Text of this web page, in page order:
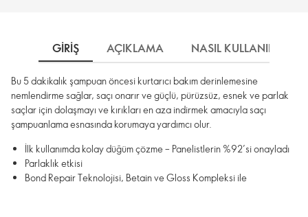
GIRIŞ AÇIKLAMA NASIL KULLANILIR
Bu 5 dakikalık şampuan öncesi kurtarıcı bakım derinlemesine
nemlendirme sağlar, saçı onarır ve güçlü, pürüzsüz, esnek ve parlak
saçlar için dolaşmayı ve kırıkları en aza indirmek amacıyla saçı
şampuanlama esnasında korumaya yardımcı olur.
İlk kullanımda kolay düğüm çözme – Panelistlerin %92’si onayladı
Parlaklık etkisi
Bond Repair Teknolojisi, Betain ve Gloss Kompleksi ile